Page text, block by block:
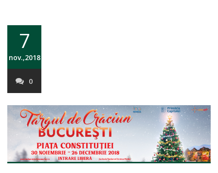
7
nov.,2018
0